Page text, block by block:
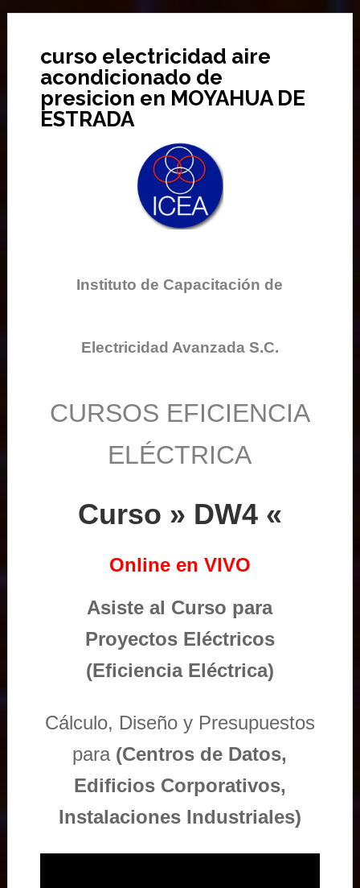
curso electricidad aire
acondicionado de
presicion en MOYAHUA DE
ESTRADA
Instituto de Capacitación de
Electricidad Avanzada S.C.
CURSOS EFICIENCIA
ELÉCTRICA
Curso » DW4 «
Online en VIVO
Asiste al Curso para
Proyectos Eléctricos
(Eficiencia Eléctrica)
Cálculo, Diseño y Presupuestos
para (Centros de Datos,
Edificios Corporativos,
Instalaciones Industriales)